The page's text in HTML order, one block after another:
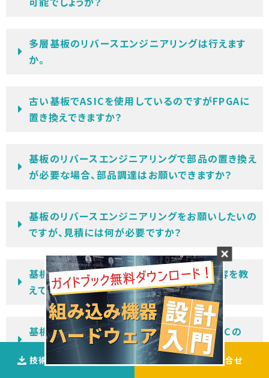
多層基板のリバースエンジニアリングは行えます
か。
古い基板でASICを使用しているのですがFPGAに
置き換えできますか？
基板のリバースエンジニアリングで部品の置き換え
が必要な場合、部品調達はお願いできますか？
基板のリバースエンジニアリングをお願いしたいの
ですが、見積には何が必要ですか？
基板のリバースエンジニアリングの作業内容を教
えてください。
基板のリバースエンジニアリングについて、ICの
ROMデータがないのですが、対応できますか？
技術資料ダウンロ―ド ご相談・お問合せ